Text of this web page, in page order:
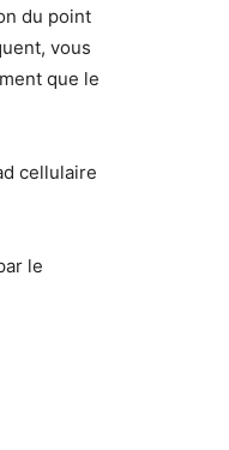
du point
vous
que le
cellulaire
le